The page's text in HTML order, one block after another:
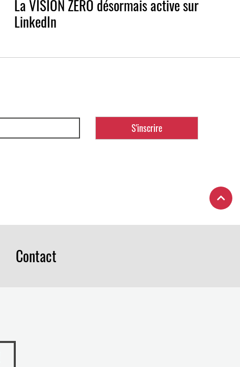
La VISION ZERO désormais active sur
LinkedIn
Contact